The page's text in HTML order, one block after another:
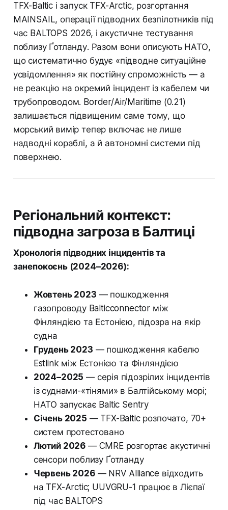
TFX-Baltic і запуск TFX-Arctic, розгортання
MAINSAIL, операції підводних безпілотників під
час BALTOPS 2026, і акустичне тестування
поблизу Ґотланду. Разом вони описують НАТО,
що систематично будує «підводне ситуаційне
усвідомлення» як постійну спроможність — а
не реакцію на окремий інцидент із кабелем чи
трубопроводом. Border/Air/Maritime (0.21)
залишається підвищеним саме тому, що
морський вимір тепер включає не лише
надводні кораблі, а й автономні системи під
поверхнею.
Регіональний контекст:
підводна загроза в Балтиці
Хронологія підводних інцидентів та
занепокоєнь (2024–2026):
Жовтень 2023 — пошкодження
газопроводу Balticconnector між
Фінляндією та Естонією, підозра на якір
судна
Грудень 2023 — пошкодження кабелю
Estlink між Естонією та Фінляндією
2024–2025 — серія підозрілих інцидентів
із суднами-«тінями» в Балтійському морі;
НАТО запускає Baltic Sentry
Січень 2025 — TFX-Baltic розпочато, 70+
систем протестовано
Лютий 2026 — CMRE розгортає акустичні
сенсори поблизу Ґотланду
Червень 2026— NRV Alliance відходить
на TFX-Arctic; UUVGRU-1 працює в Лієпаї
під час BALTOPS